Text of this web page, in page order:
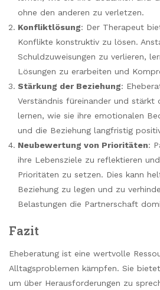
ohne den anderen zu verletzen.
Konfliktlösung: Der Therapeut
Konflikte konstruktiv zu lösen.
Schuldzuweisungen zu verlieren,
Lösungen zu erarbeiten und
Stärkung der Beziehung:
Verständnis füreinander und stärkt
lernen, wie sie ihre emotionalen
und die Beziehung langfristig
Neubewertung von Prioritäten:
ihre Lebensziele zu reflektieren
Prioritäten zu setzen. Dies kann
Beziehung zu legen und zu
Belastungen die Partnerschaft
Fazit
Eheberatung ist eine wertvolle
Alltagsproblemen kämpfen. Sie
um über Herausforderungen zu